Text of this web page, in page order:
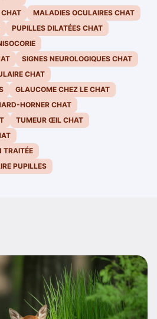
CHAT
MALADIES OCULAIRES CHAT
PUPILLES DILATÉES CHAT
SIGNES NEUROLOGIQUES CHAT
CHAT
GLAUCOME CHEZ LE CHAT
HORNER CHAT
TUMEUR ŒIL CHAT
TRAITÉE
PUPILLES